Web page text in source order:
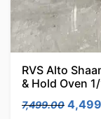
RVS Alto
& Hold Oven
7,499.00